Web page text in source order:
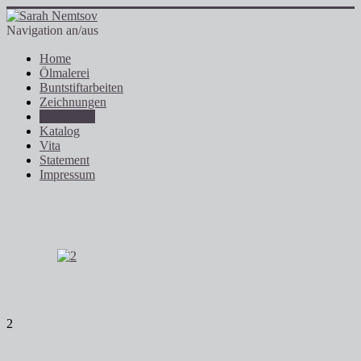
Navigation an/aus
Home
Ölmalerei
Buntstiftarbeiten
Zeichnungen
Katalog
Vita
Statement
Impressum
2